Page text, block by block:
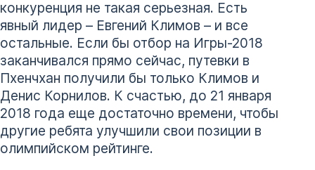
конкуренция не такая серьезная. Есть
явный лидер – Евгений Климов – и все
остальные. Если бы отбор на Игры-2018
заканчивался прямо сейчас, путевки в
Пхенчхан получили бы только Климов и
Денис Корнилов. К счастью, до 21 января
2018 года еще достаточно времени, чтобы
другие ребята улучшили свои позиции в
олимпийском рейтинге.